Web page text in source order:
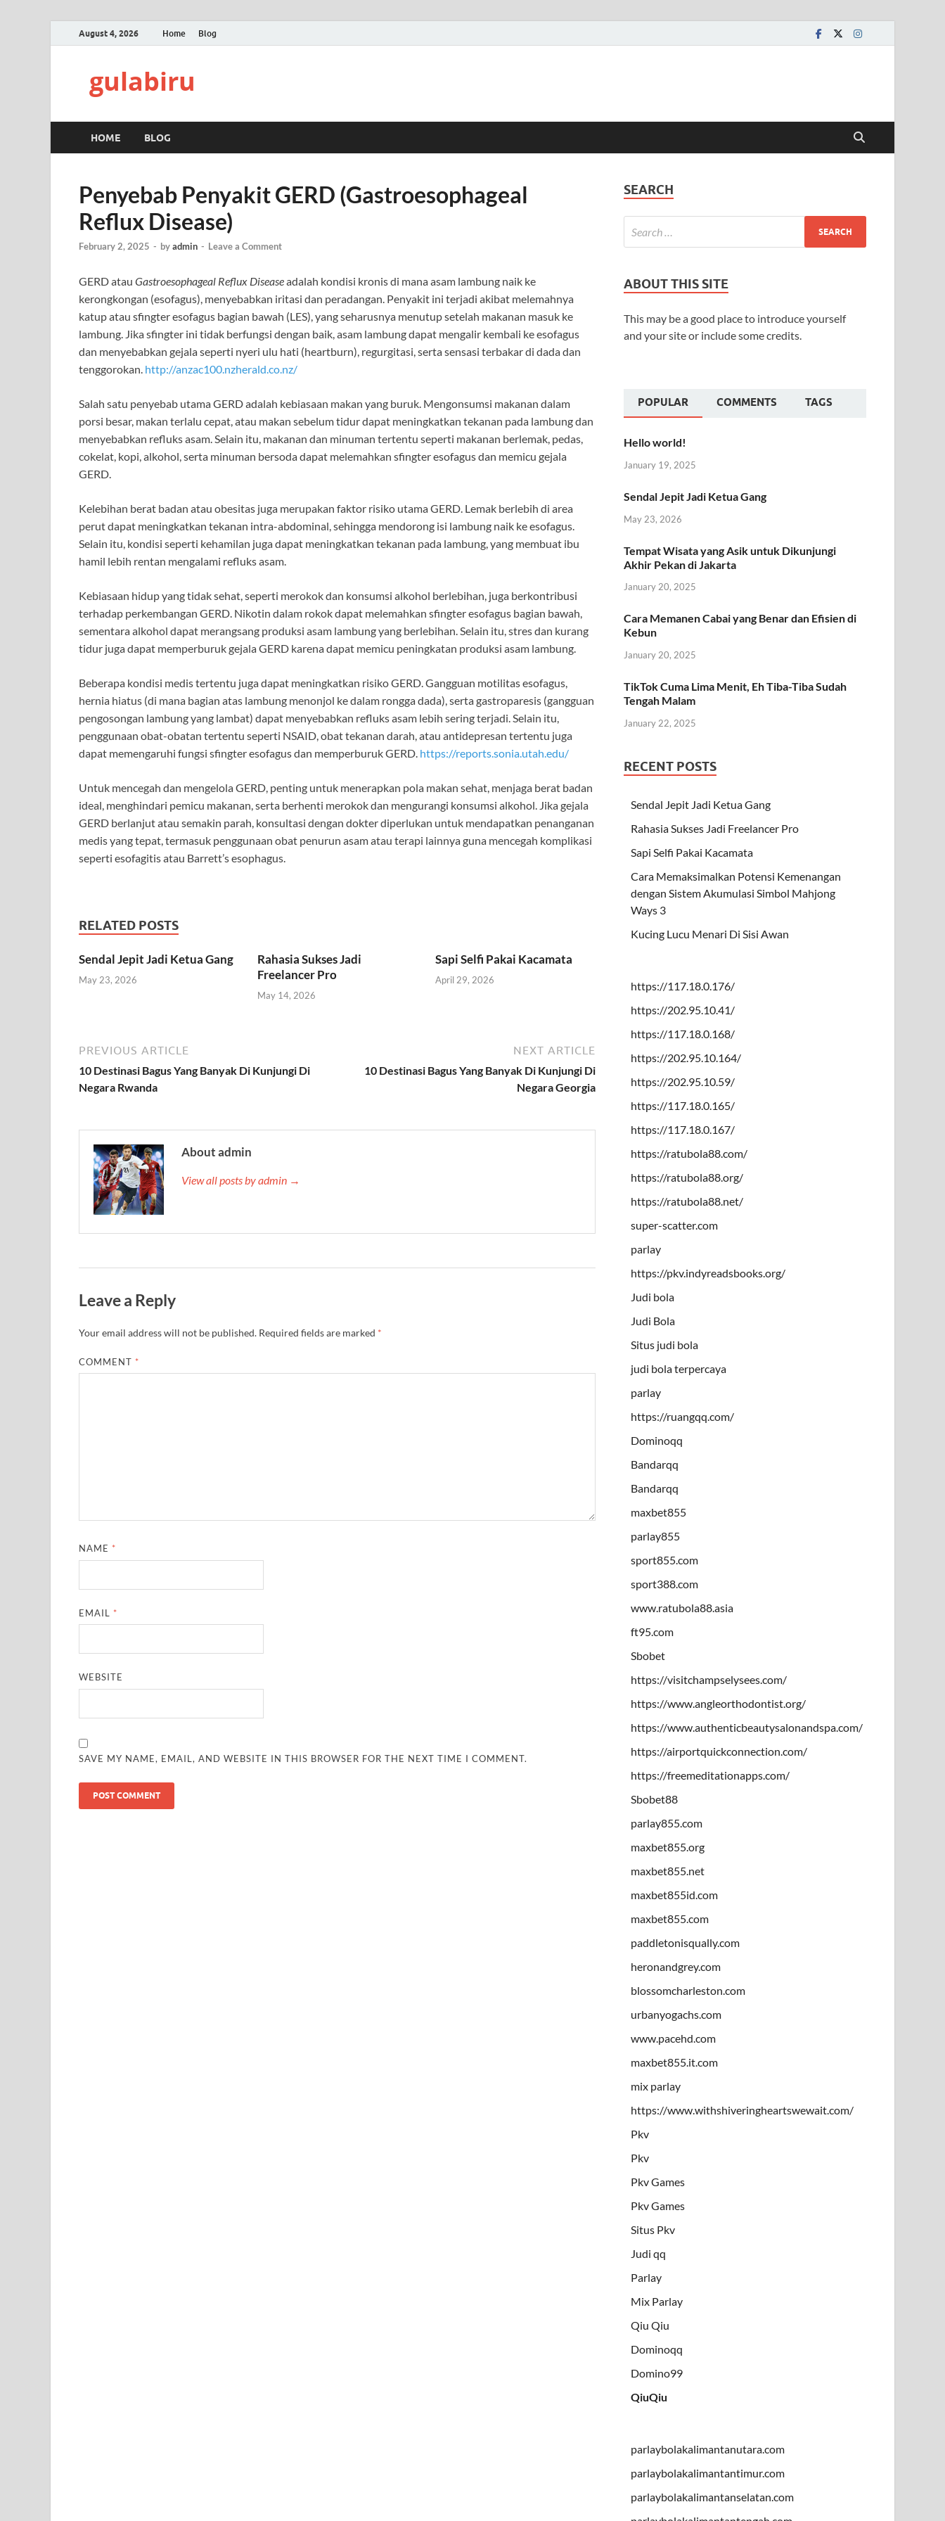
August 4, 2026 Home Blog
gulabiru
HOME BLOG
Penyebab Penyakit GERD (Gastroesophageal
Reflux Disease)
February 2, 2025 - byadmin - Leave a Comment
GERD atau Gastroesophageal Reflux Diseaseadalah kondisi kronis di mana asam lambung naik ke
kerongkongan (esofagus), menyebabkan iritasi dan peradangan. Penyakit ini terjadi akibat melemahnya
katup atau sfingter esofagus bagian bawah (LES), yang seharusnya menutup setelah makanan masuk ke
lambung. Jika sfingter ini tidak berfungsi dengan baik, asam lambung dapat mengalir kembali ke esofagus
dan menyebabkan gejala seperti nyeri ulu hati (heartburn), regurgitasi, serta sensasi terbakar di dada dan
tenggorokan. http://anzac100.nzherald.co.nz/
Salah satu penyebab utama GERD adalah kebiasaan makan yang buruk. Mengonsumsi makanan dalam
porsi besar, makan terlalu cepat, atau makan sebelum tidur dapat meningkatkan tekanan pada lambung dan
menyebabkan refluks asam. Selain itu, makanan dan minuman tertentu seperti makanan berlemak, pedas,
cokelat, kopi, alkohol, serta minuman bersoda dapat melemahkan sfingter esofagus dan memicu gejala
GERD.
Kelebihan berat badan atau obesitas juga merupakan faktor risiko utama GERD. Lemak berlebih di area
perut dapat meningkatkan tekanan intra-abdominal, sehingga mendorong isi lambung naik ke esofagus.
Selain itu, kondisi seperti kehamilan juga dapat meningkatkan tekanan pada lambung, yang membuat ibu
hamil lebih rentan mengalami refluks asam.
Kebiasaan hidup yang tidak sehat, seperti merokok dan konsumsi alkohol berlebihan, juga berkontribusi
terhadap perkembangan GERD. Nikotin dalam rokok dapat melemahkan sfingter esofagus bagian bawah,
sementara alkohol dapat merangsang produksi asam lambung yang berlebihan. Selain itu, stres dan kurang
tidur juga dapat memperburuk gejala GERD karena dapat memicu peningkatan produksi asam lambung.
Beberapa kondisi medis tertentu juga dapat meningkatkan risiko GERD. Gangguan motilitas esofagus,
hernia hiatus (di mana bagian atas lambung menonjol ke dalam rongga dada), serta gastroparesis (gangguan
pengosongan lambung yang lambat) dapat menyebabkan refluks asam lebih sering terjadi. Selain itu,
penggunaan obat-obatan tertentu seperti NSAID, obat tekanan darah, atau antidepresan tertentu juga
dapat memengaruhi fungsi sfingter esofagus dan memperburuk GERD. https://reports.sonia.utah.edu/
Untuk mencegah dan mengelola GERD, penting untuk menerapkan pola makan sehat, menjaga berat badan
ideal, menghindari pemicu makanan, serta berhenti merokok dan mengurangi konsumsi alkohol. Jika gejala
GERD berlanjut atau semakin parah, konsultasi dengan dokter diperlukan untuk mendapatkan penanganan
medis yang tepat, termasuk penggunaan obat penurun asam atau terapi lainnya guna mencegah komplikasi
seperti esofagitis atau Barrett’s esophagus.
RELATED POSTS
Sendal Jepit Jadi Ketua Gang
May 23, 2026
Rahasia Sukses Jadi
Freelancer Pro
May 14, 2026
Sapi Selfi Pakai Kacamata
April 29, 2026
PREVIOUS ARTICLE
10 Destinasi Bagus Yang Banyak Di Kunjungi Di
Negara Rwanda
NEXT ARTICLE
10 Destinasi Bagus Yang Banyak Di Kunjungi Di
Negara Georgia
About admin
View all posts by admin →
Leave a Reply
Your email address will not be published. Required fields are marked *
COMMENT *
NAME *
EMAIL *
WEBSITE
SAVE MY NAME, EMAIL, AND WEBSITE IN THIS BROWSER FOR THE NEXT TIME I COMMENT.
SEARCH
ABOUT THIS SITE
This may be a good place to introduce yourself
and your site or include some credits.
POPULAR COMMENTS TAGS
Hello world!
January 19, 2025
Sendal Jepit Jadi Ketua Gang
May 23, 2026
Tempat Wisata yang Asik untuk Dikunjungi
Akhir Pekan di Jakarta
January 20, 2025
Cara Memanen Cabai yang Benar dan Efisien di
Kebun
January 20, 2025
TikTok Cuma Lima Menit, Eh Tiba-Tiba Sudah
Tengah Malam
January 22, 2025
RECENT POSTS
Sendal Jepit Jadi Ketua Gang
Rahasia Sukses Jadi Freelancer Pro
Sapi Selfi Pakai Kacamata
Cara Memaksimalkan Potensi Kemenangan
dengan Sistem Akumulasi Simbol Mahjong
Ways 3
Kucing Lucu Menari Di Sisi Awan
https://117.18.0.176/
https://202.95.10.41/
https://117.18.0.168/
https://202.95.10.164/
https://202.95.10.59/
https://117.18.0.165/
https://117.18.0.167/
https://ratubola88.com/
https://ratubola88.org/
https://ratubola88.net/
super-scatter.com
parlay
https://pkv.indyreadsbooks.org/
Judi bola
Judi Bola
Situs judi bola
judi bola terpercaya
parlay
https://ruangqq.com/
Dominoqq
Bandarqq
Bandarqq
maxbet855
parlay855
sport855.com
sport388.com
www.ratubola88.asia
ft95.com
Sbobet
https://visitchampselysees.com/
https://www.angleorthodontist.org/
https://www.authenticbeautysalonandspa.com/
https://airportquickconnection.com/
https://freemeditationapps.com/
Sbobet88
parlay855.com
maxbet855.org
maxbet855.net
maxbet855id.com
maxbet855.com
paddletonisqually.com
heronandgrey.com
blossomcharleston.com
urbanyogachs.com
www.pacehd.com
maxbet855.it.com
mix parlay
https://www.withshiveringheartswewait.com/
Pkv
Pkv
Pkv Games
Pkv Games
Situs Pkv
Judi qq
Parlay
Mix Parlay
Qiu Qiu
Dominoqq
Domino99
QiuQiu
parlaybolakalimantanutara.com
parlaybolakalimantantimur.com
parlaybolakalimantanselatan.com